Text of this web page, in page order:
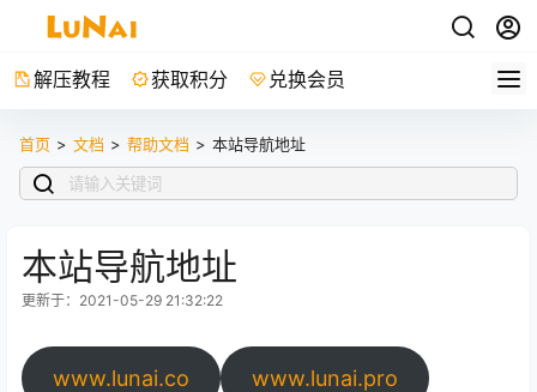
解压教程 获取积分 兑换会员
首页 > 文档 > 帮助文档 > 本站导航地址
本站导航地址
更新于：2021-05-29 21:32:22
www.lunai.co www.lunai.pro